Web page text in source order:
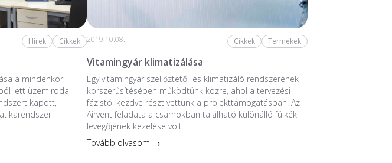
Hírek Cikkek
a mindenkori
lett üzemiroda
kapott,
2019.10.08. Cikkek Termékek
Vitamingyár klimatizálása
Egy vitamingyár szellőztető- és klimatizáló rendszerének
korszerűsítésében működtünk közre, ahol a tervezési
fázistól kezdve részt vettünk a projekttámogatásban. Az
Airvent feladata a csarnokban található különálló fülkék
levegőjének kezelése volt.
Tovább olvasom →